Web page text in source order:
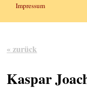
Impressum
« zurück
Kaspar